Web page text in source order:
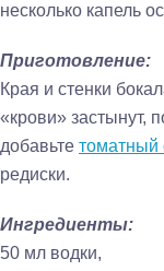
несколько капель
Приготовление:
Края и стенки
«крови» застынут,
добавьте томатный
редиски.
Ингредиенты:
50 мл водки,